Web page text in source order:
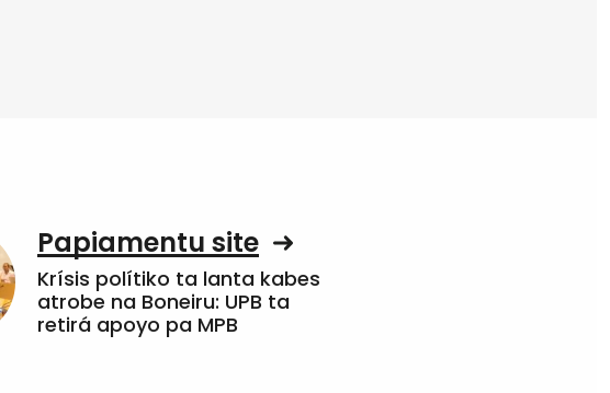
Papiamentu site
Krísis polítiko ta lanta kabes
atrobe na Boneiru: UPB ta
retirá apoyo pa MPB